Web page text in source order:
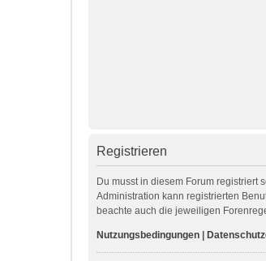
Registrieren
Du musst in diesem Forum registriert
Administration kann registrierten
beachte auch die jeweiligen
Nutzungsbedingungen